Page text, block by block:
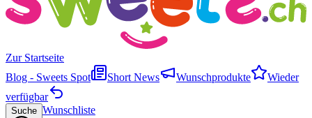
Zur Startseite
Blog - Sweets Spot
Short News Wunschprodukte
Wieder
verfügbar
Suche Wunschliste